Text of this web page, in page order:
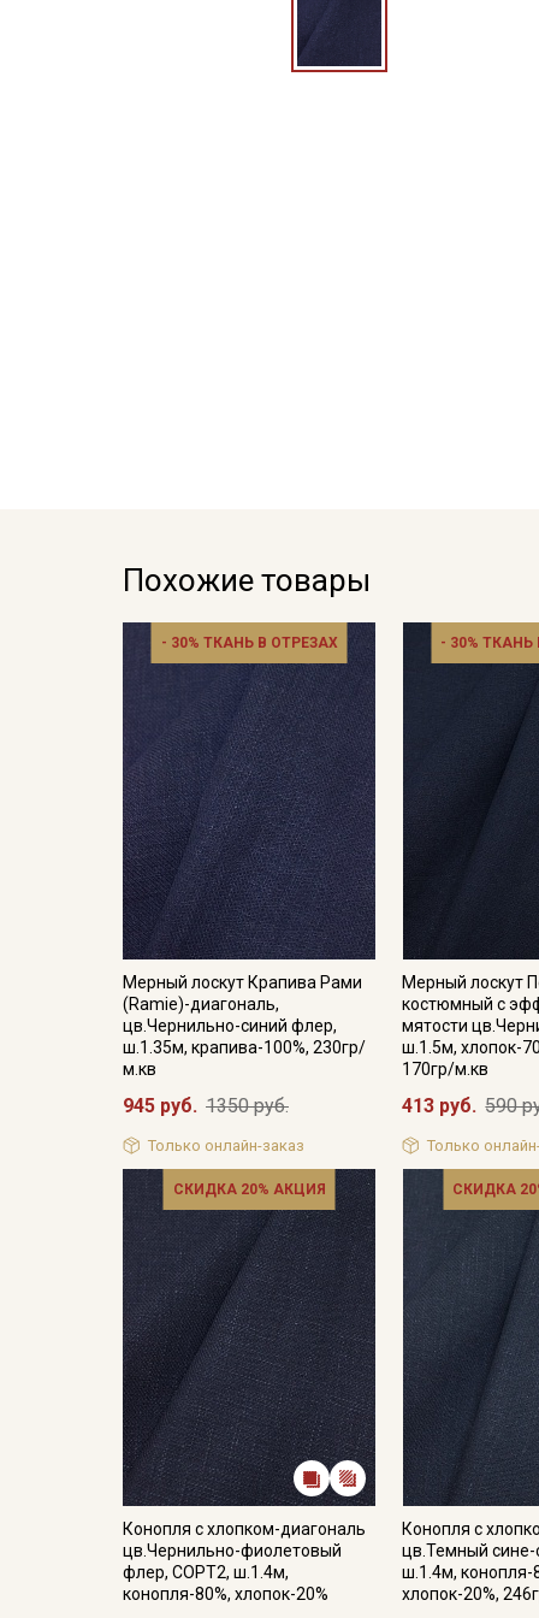
Похожие товары
- 30% ТКАНЬ В ОТРЕЗАХ
Мерный лоскут Крапива Рами
(Ramie)-диагональ,
цв.Чернильно-синий флер,
ш.1.35м, крапива-100%, 230гр/
м.кв
945 руб. 1350 руб.
Только онлайн-заказ
- 30%
Мерный лоскут
костюмный с
мятости
ш.1.5м, хлопок-
170гр/м.кв
413 руб. 590
Только
СКИДКА 20% АКЦИЯ
Конопля с хлопком-диагональ
цв.Чернильно-фиолетовый
флер, СОРТ2, ш.1.4м,
конопля-80%, хлопок-20%
СКИДКА
Конопля с
цв.Темный
ш.1.4м, конопля-
хлопок-20%,